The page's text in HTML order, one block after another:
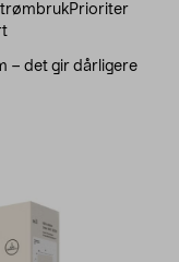
– det gir dårligere